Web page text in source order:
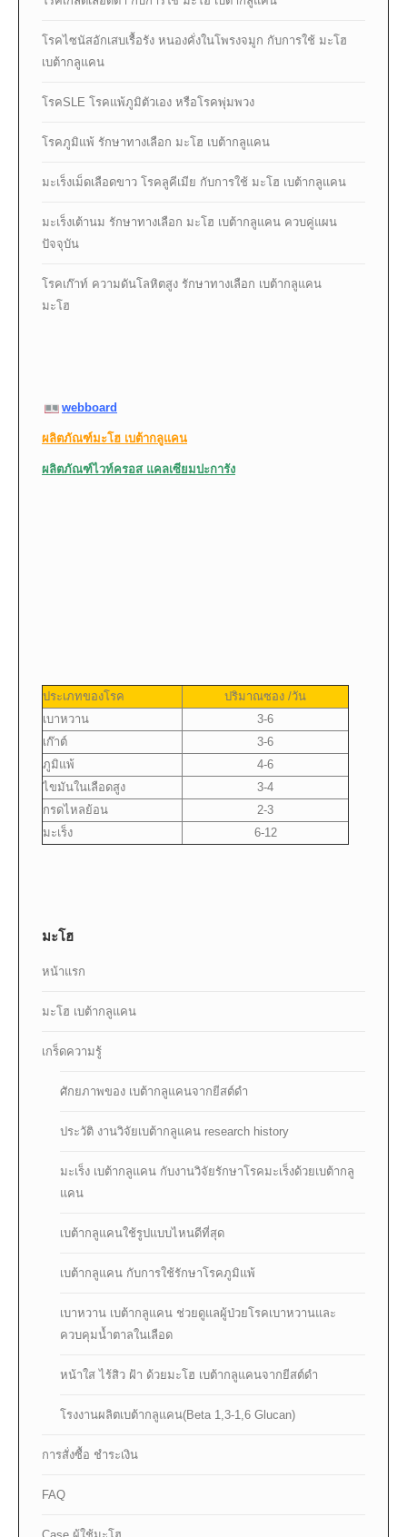
โรคไซนัสอักเสบเรื้อรัง หนองคั่งในโพรงจมูก กับการใช้ มะโฮ
เบต้ากลูแคน
โรคSLE โรคแพ้ภูมิตัวเอง หรือโรคพุ่มพวง
โรคภูมิแพ้ รักษาทางเลือก มะโฮ เบต้ากลูแคน
มะเร็งเม็ดเลือดขาว โรคลูคีเมีย กับการใช้ มะโฮ เบต้ากลูแคน
มะเร็งเต้านม รักษาทางเลือก มะโฮ เบต้ากลูแคน ควบคู่แผน
ปัจจุบัน
โรคเก๊าท์ ความดันโลหิตสูง รักษาทางเลือก เบต้ากลูแคน
มะโฮ
webboard
ผลิตภัณฑ์มะโฮ เบต้ากลูแคน
ผลิตภัณฑ์ไวท์ครอส แคลเซียมปะการัง
ประเภทของโรค
ปริมาณซอง /วัน
เบาหวาน
3-6
เก๊าต์
3-6
ภูมิแพ้
4-6
ไขมันในเลือดสูง
3-4
กรดไหลย้อน
2-3
มะเร็ง
6-12
มะโฮ
หน้าแรก
มะโฮ เบต้ากลูแคน
เกร็ดความรู้
ศักยภาพของ เบต้ากลูแคนจากยีสต์ดำ
ประวัติ งานวิจัยเบต้ากลูแคน research history
มะเร็ง เบต้ากลูแคน กับงานวิจัยรักษาโรคมะเร็งด้วยเบต้ากลู
แคน
เบต้ากลูแคนใช้รูปแบบไหนดีที่สุด
เบต้ากลูแคน กับการใช้รักษาโรคภูมิแพ้
เบาหวาน เบต้ากลูแคน ช่วยดูแลผู้ป่วยโรคเบาหวานและ
ควบคุมน้ำตาลในเลือด
หน้าใส ไร้สิว ฝ้า ด้วยมะโฮ เบต้ากลูแคนจากยีสต์ดำ
โรงงานผลิตเบต้ากลูแคน(Beta 1,3-1,6 Glucan)
การสั่งซื้อ ชำระเงิน
FAQ